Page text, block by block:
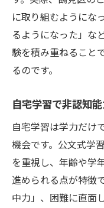
に取り組むようにな
るようになった」な
験を積み重ねること
るのです。
自宅学習で非認知
自宅学習は学力だけ
機会です。公文式学
を重視し、年齢や学
進められる点が特徴
中力」、困難に直面